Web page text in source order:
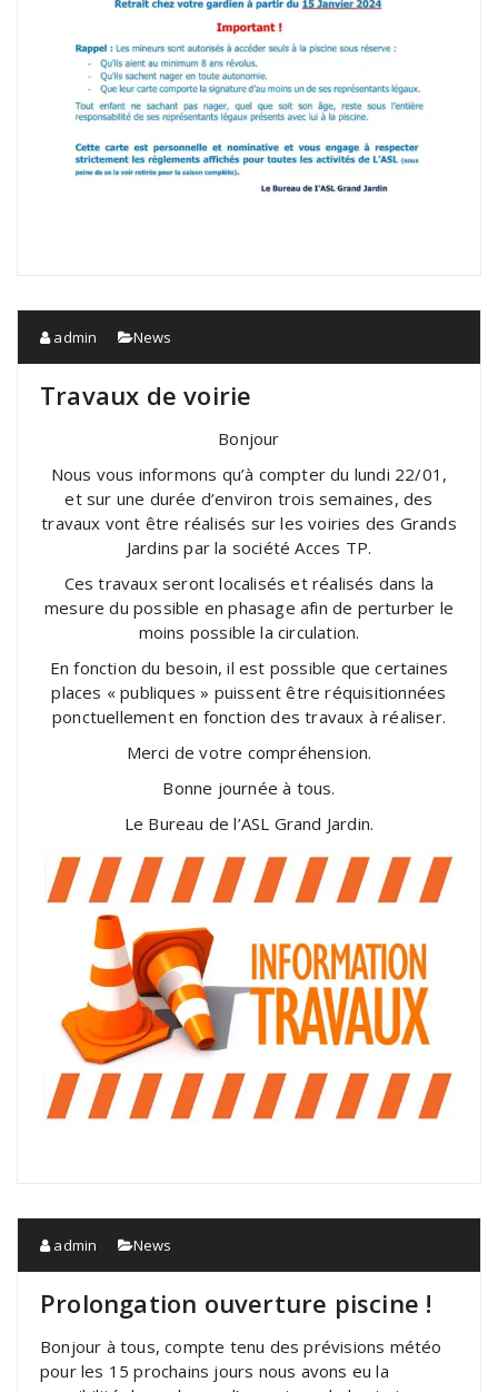
admin News
Travaux de voirie
Bonjour
Nous vous informons qu’à compter du lundi 22/01,
et sur une durée d’environ trois semaines, des
travaux vont être réalisés sur les voiries des Grands
Jardins par la société Acces TP.
Ces travaux seront localisés et réalisés dans la
mesure du possible en phasage afin de perturber le
moins possible la circulation.
En fonction du besoin, il est possible que certaines
places « publiques » puissent être réquisitionnées
ponctuellement en fonction des travaux àréaliser.
Merci de votre compréhension.
Bonne journée à tous.
Le Bureau de l’ASL Grand Jardin.
admin News
Prolongation ouverture piscine !
Bonjour à tous, compte tenu des prévisions météo
pour les 15 prochains jours nous avons eu la